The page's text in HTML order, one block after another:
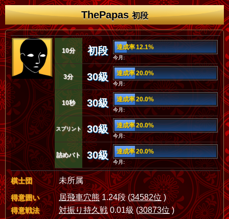
ThePapas初段
10分 初段 達成率 12.1%
今月:
3分 30級 達成率 20.0%
今月:
10秒 30級 達成率 20.0%
今月:
スプリント 30級 達成率 20.0%
今月:
詰めバト 30級 達成率 20.0%
今月:
棋士団 未所属
得意囲い 居飛車穴熊1.24段 (34582位)
得意戦法 対振り持久戦0.01級 (30873位)